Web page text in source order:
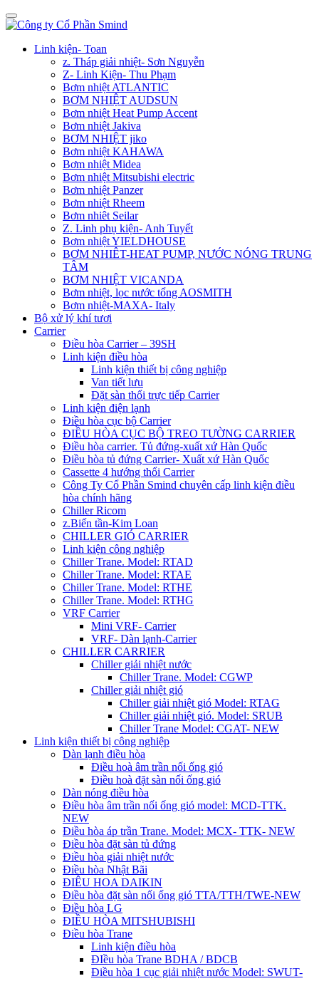
Linh kiện- Toan
z. Tháp giải nhiệt- Sơn Nguyễn
Z- Linh Kiện- Thu Phạm
Bơm nhiệt ATLANTIC
BƠM NHIỆT AUDSUN
Bơm nhiệt Heat Pump Accent
Bơm nhiệt Jakiva
BƠM NHIỆT jiko
Bơm nhiệt KAHAWA
Bơm nhiệt Midea
Bơm nhiệt Mitsubishi electric
Bơm nhiệt Panzer
Bơm nhiệt Rheem
Bơm nhiêt Seilar
Z. Linh phụ kiện- Anh Tuyết
Bơm nhiệt YIELDHOUSE
BƠM NHIÊT-HEAT PUMP, NƯỚC NÓNG TRUNG
TÂM
BƠM NHIỆT VICANDA
Bơm nhiệt, lọc nước tổng AOSMITH
Bơm nhiệt-MAXA- Italy
Bộ xử lý khí tươi
Carrier
Điều hòa Carrier – 39SH
Linh kiện điều hòa
Linh kiện thiết bị công nghiệp
Van tiết lưu
Đặt sàn thổi trực tiếp Carrier
Linh kiện điện lạnh
Điều hòa cục bộ Carrier
ĐIỀU HÒA CỤC BỘ TREO TƯỜNG CARRIER
Điều hòa carrier. Tủ đứng-xuất xứ Hàn Quốc
Điều hòa tủ đứng Carrier- Xuất xứ Hàn Quốc
Cassette 4 hướng thổi Carrier
Công Ty Cổ Phần Smind chuyên cấp linh kiện điều
hòa chính hãng
Chiller Ricom
z.Biến tần-Kim Loan
CHILLER GIÓ CARRIER
Linh kiện công nghiệp
Chiller Trane. Model: RTAD
Chiller Trane. Model: RTAE
Chiller Trane. Model: RTHE
Chiller Trane. Model: RTHG
VRF Carrier
Mini VRF- Carrier
VRF- Dàn lạnh-Carrier
CHILLER CARRIER
Chiller giải nhiệt nước
Chiller Trane. Model: CGWP
Chiller giải nhiệt gió
Chiller giải nhiệt gió Model: RTAG
Chiller giải nhiệt gió. Model: SRUB
Chiller Trane Model: CGAT- NEW
Linh kiện thiết bị công nghiệp
Dàn lạnh điều hòa
Điều hoà âm trần nối ống gió
Điều hoà đặt sàn nối ống gió
Dàn nóng điều hòa
Điều hòa âm trần nối ống gió model: MCD-TTK.
NEW
Điều hòa áp trần Trane. Model: MCX- TTK- NEW
Điều hòa đặt sàn tủ đứng
Điều hòa giải nhiệt nước
Điều hòa Nhật Bãi
ĐIÊU HOA DAIKIN
Điều hòa đặt sàn nối ống gió TTA/TTH/TWE-NEW
Điều hòa LG
ĐIỀU HÒA MITSHUBISHI
Điều hòa Trane
Linh kiện điều hòa
ĐIều hòa Trane BDHA / BDCB
Điều hòa 1 cục giải nhiệt nước Model: SWUT-